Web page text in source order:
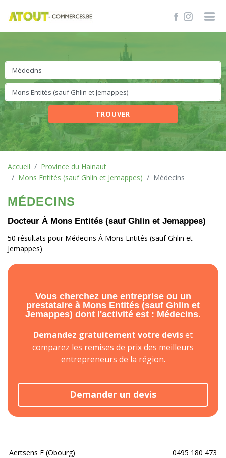
TROUVER
Accueil
Province du Hainaut
Mons Entités (sauf Ghlin et Jemappes)
Médecins
MÉDECINS
Docteur À Mons Entités (sauf Ghlin et Jemappes)
50 résultats pour Médecins À Mons Entités (sauf Ghlin et
Jemappes)
Vous cherchez une entreprise ou un
prestataire à Mons Entités (sauf Ghlin et
Jemappes) dont l'activité est : Médecins.
Demandez gratuitement votre deviset
comparez les remises de prix des meilleurs
entrepreneurs de la région.
Demander un devis
Aertsens F (Obourg)
0495 180 473